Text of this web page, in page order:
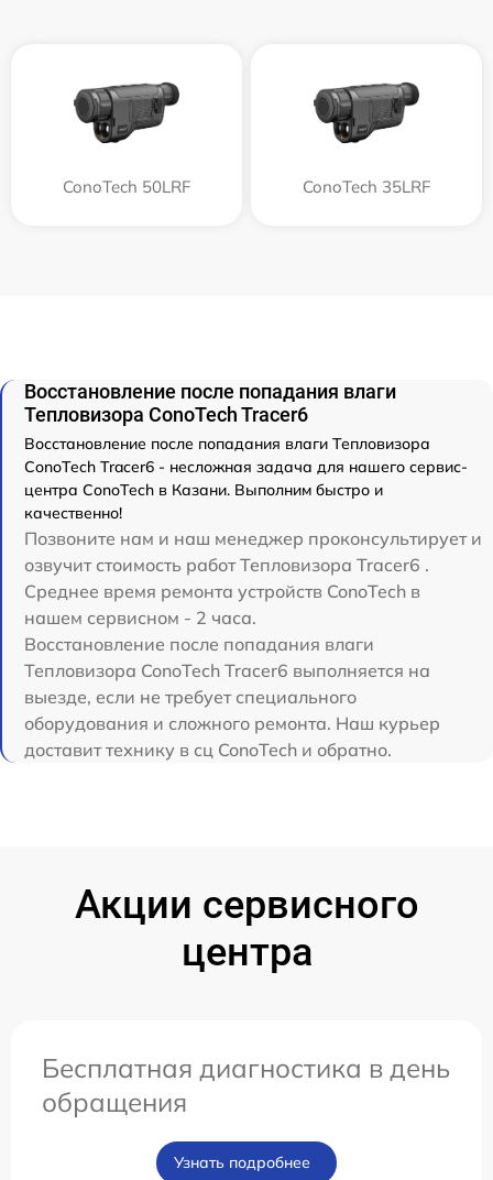
ConoTech 50LRF ConoTech 35LRF
Восстановление после попадания влаги
Тепловизора ConoTech Tracer6
Восстановление после попадания влаги Тепловизора
ConoTech Tracer6 - несложная задача для нашего сервис-
центра ConoTech в Казани. Выполним быстро и
качественно!
Позвоните нам и наш менеджер проконсультирует и
озвучит стоимость работ Тепловизора Tracer6 .
Среднее время ремонта устройств ConoTech в
нашем сервисном - 2 часа.
Восстановление после попадания влаги
Тепловизора ConoTech Tracer6 выполняется на
выезде, если не требует специального
оборудования и сложного ремонта. Наш курьер
доставит технику в сц ConoTech и обратно.
Акции сервисного
центра
Бесплатная диагностика в день
обращения
Узнать подробнее